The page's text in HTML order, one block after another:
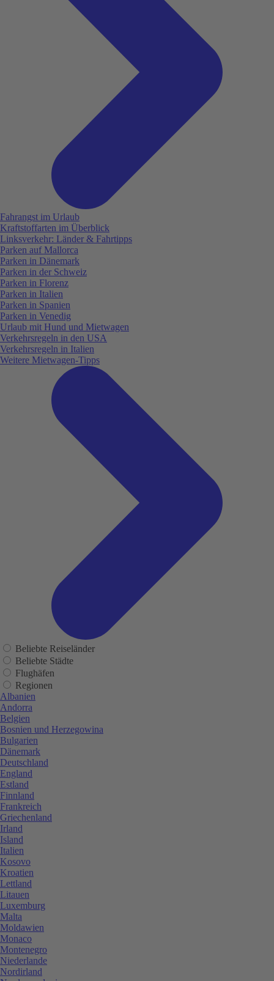
Fahrangst im Urlaub
Kraftstoffarten im Überblick
Linksverkehr: Länder & Fahrtipps
Parken auf Mallorca
Parken in Dänemark
Parken in der Schweiz
Parken in Florenz
Parken in Italien
Parken in Spanien
Parken in Venedig
Urlaub mit Hund und Mietwagen
Verkehrsregeln in den USA
Verkehrsregeln in Italien
Weitere Mietwagen-Tipps
Beliebte Reiseländer
Beliebte Städte
Flughäfen
Regionen
Albanien
Andorra
Belgien
Bosnien und Herzegowina
Bulgarien
Dänemark
Deutschland
England
Estland
Finnland
Frankreich
Griechenland
Irland
Island
Italien
Kosovo
Kroatien
Lettland
Litauen
Luxemburg
Malta
Moldawien
Monaco
Montenegro
Niederlande
Nordirland